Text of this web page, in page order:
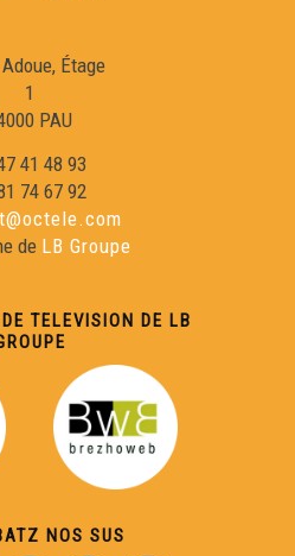
A la claror deu reve
Mau Maridèia
Étage
1
PAU
41 48 93
74 67 92
de LB Groupe
TELEVISION DE LB
NOS SUS